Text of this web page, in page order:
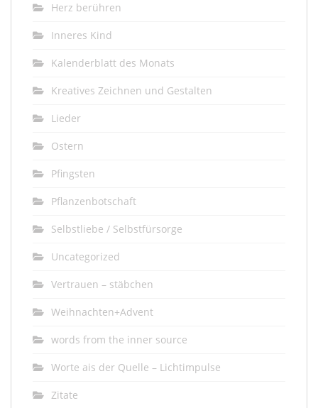
Herz berühren
Inneres Kind
Kalenderblatt des Monats
Kreatives Zeichnen und Gestalten
Lieder
Ostern
Pfingsten
Pflanzenbotschaft
Selbstliebe / Selbstfürsorge
Uncategorized
Vertrauen – stäbchen
Weihnachten+Advent
words from the inner source
Worte ais der Quelle – Lichtimpulse
Zitate